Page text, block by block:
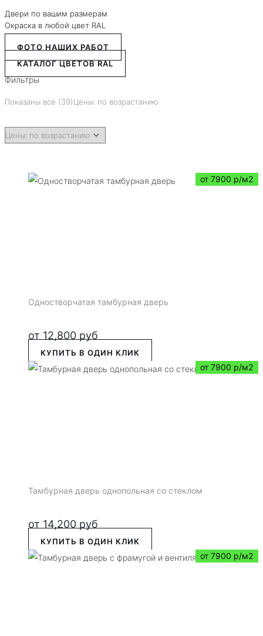
Двери по вашим размерам
Окраска в любой цвет RAL
ФОТО НАШИХ РАБОТ
КАТАЛОГ ЦВЕТОВ RAL
Фильтры
Показаны все (39)Цены: по возрастанию
от 7900 р/м2
Одностворчатая тамбурная дверь
от 12,800 руб
КУПИТЬ В ОДИН КЛИК
от 7900 р/м2
Тамбурная дверь однопольная со стеклом
от 14,200 руб
КУПИТЬ В ОДИН КЛИК
от 7900 р/м2